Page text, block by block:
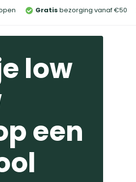
Gratis bezorging vanaf €50
low
een